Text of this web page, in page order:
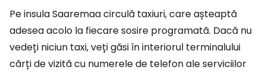
Pe insula Saaremaa circulă taxiuri, care așteaptă
adesea acolo la fiecare sosire programată. Dacă nu
vedeți niciun taxi, veți găsi în interiorul terminalului
cărți de vizită cu numerele de telefon ale serviciilor